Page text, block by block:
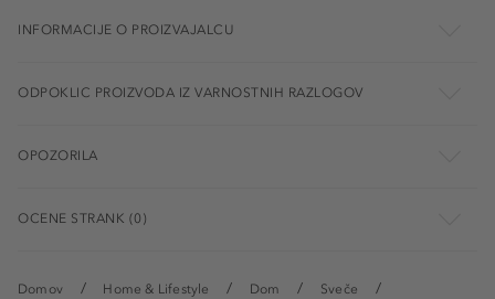
Domov Home & Lifestyle Dom
Sveče
INFORMACIJE O PROIZVAJALCU
ODPOKLIC PROIZVODA IZ VARNOSTNIH RAZLOGOV
OPOZORILA
OCENE STRANK (0)